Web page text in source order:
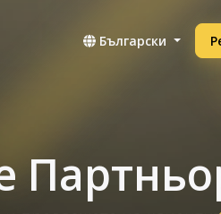
Български